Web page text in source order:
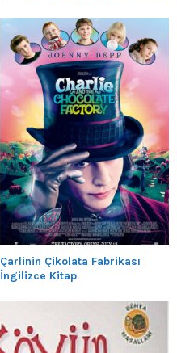
Çarlinin Çikolata Fabrikası
İngilizce Kitap